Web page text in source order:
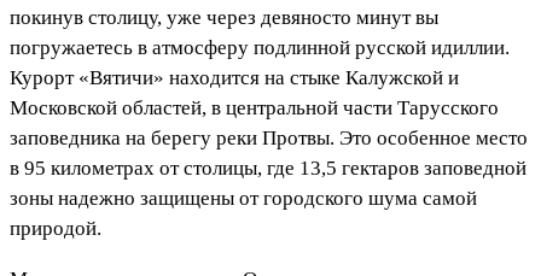
покинув столицу, уже через девяносто минут вы
погружаетесь в атмосферу подлинной русской идиллии.
Курорт «Вятичи» находится на стыке Калужской и
Московской областей, в центральной части Тарусского
заповедника на берегу реки Протвы. Это особенное место
в 95 километрах от столицы, где 13,5 гектаров заповедной
зоны надежно защищены от городского шума самой
природой.